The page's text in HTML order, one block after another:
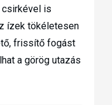
csirkével is
ízek tökéletesen
frissítő fogást
a görög utazás